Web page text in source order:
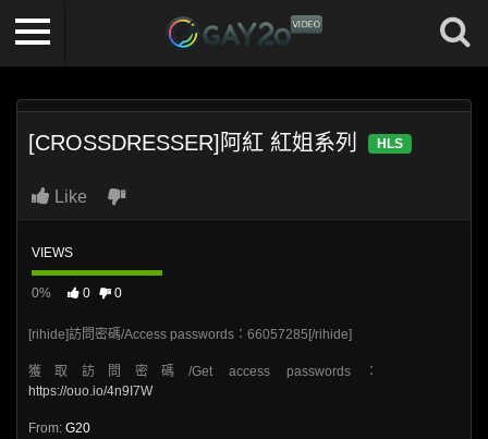
[CROSSDRESSER]阿紅 紅姐系列 HLS
Like
VIEWS
0% 0 0
[rihide]訪問密碼/Access passwords：66057285[/rihide]
獲取訪問密碼/Get access passwords：
https://ouo.io/4n9I7W
From: G20